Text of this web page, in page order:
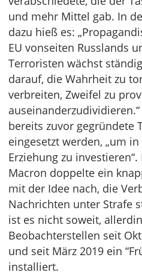
und mehr Mittel gab. In
dazu hieß es:
EU vonseiten Russlands
Terroristen wächst
darauf, die Wahrheit zu
verbreiten, Zweifel zu
bereits zuvor gegründete
eingesetzt werden, „um
Erziehung zu
Macron doppelte ein
mit der Idee nach, die
Nachrichten unter Strafe
ist es nicht soweit,
Beobachterstellen seit
und seit März 2019 ein
installiert.